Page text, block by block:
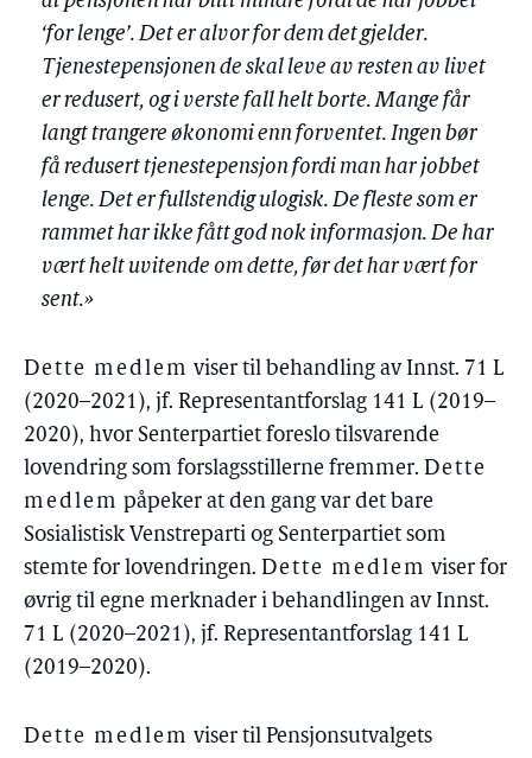
‘for lenge’. Det er alvor for dem det gjelder.
Tjenestepensjonen de skal leve av resten av livet
er redusert, og i verste fall helt borte. Mange får
langt trangere økonomi enn forventet. Ingen bør
få redusert tjenestepensjon fordi man har jobbet
lenge. Det er fullstendig ulogisk. De fleste som er
rammet har ikke fått god nok informasjon. De har
vært helt uvitende om dette, før det har vært for
sent.»
Dette medlem viser til behandling av Innst. 71 L
(2020–2021), jf. Representantforslag 141 L (2019–
2020), hvor Senterpartiet foreslo tilsvarende
lovendring som forslagsstillerne fremmer. Dette
medlem påpeker at den gang var det bare
Sosialistisk Venstreparti og Senterpartiet som
stemte for lovendringen. Dette medlem viser for
øvrig til egne merknader i behandlingen av Innst.
71 L (2020–2021), jf. Representantforslag 141 L
(2019–2020).
Dette medlem viser til Pensjonsutvalgets